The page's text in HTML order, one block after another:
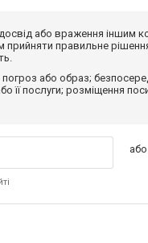
або враження
правильне
або образ;
її послуги; розміщення